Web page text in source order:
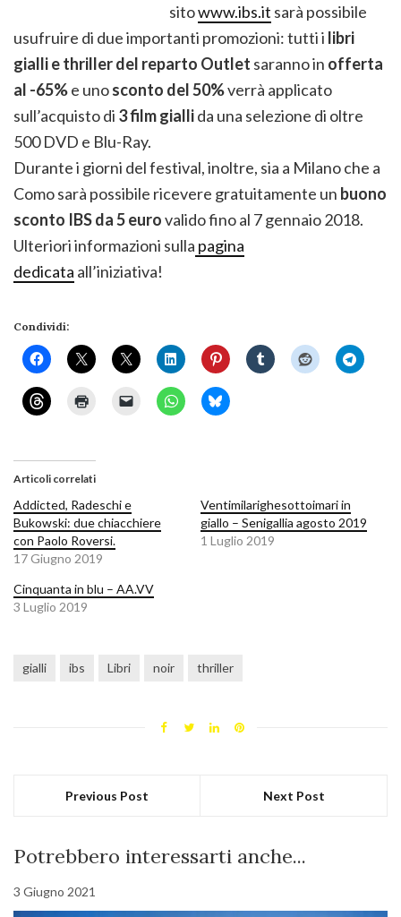
sitowww.ibs.it sarà possibile
usufruire di due importanti promozioni: tutti i libri
gialli e thriller del reparto Outlet saranno in offerta
al -65%e unosconto del 50%verrà applicato
sull’acquisto di 3 film giallida una selezione di oltre
500 DVD e Blu-Ray.
Durante i giorni del festival, inoltre, sia a Milano che a
Como sarà possibile ricevere gratuitamente un buono
sconto IBS da 5 eurovalido fino al 7 gennaio 2018.
Ulteriori informazioni sulla pagina
dedicata all’iniziativa!
Condividi:
Articoli correlati
Addicted, Radeschi e
Bukowski: due chiacchiere
con Paolo Roversi.
17 Giugno 2019
Ventimilarighesottoimari in
giallo – Senigallia agosto 2019
1 Luglio 2019
Cinquanta in blu – AA.VV
3 Luglio 2019
gialli ibs Libri noir thriller
Previous Post Next Post
Potrebbero interessarti anche...
3 Giugno 2021